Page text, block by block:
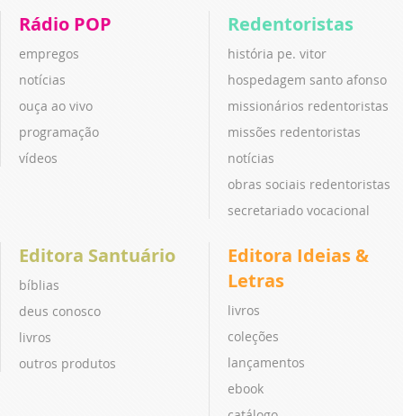
Rádio POP
empregos
notícias
ouça ao vivo
programação
vídeos
Redentoristas
história pe. vitor
hospedagem santo afonso
missionários redentoristas
missões redentoristas
notícias
obras sociais redentoristas
secretariado vocacional
Editora Santuário
bíblias
deus conosco
livros
outros produtos
Editora Ideias &
Letras
livros
coleções
lançamentos
ebook